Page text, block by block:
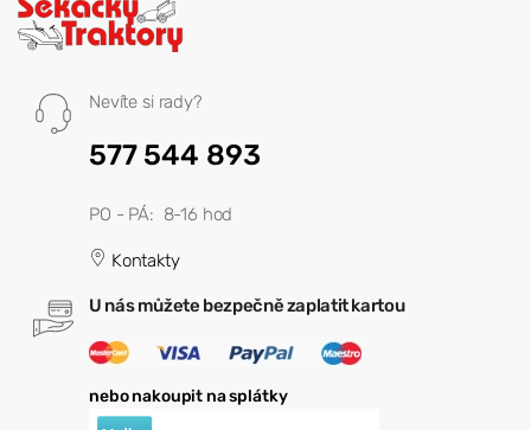
Nevíte si rady?
577 544 893
PO - PÁ: 8-16 hod
Kontakty
U nás můžete bezpečně zaplatit kartou
nebo nakoupit na splátky